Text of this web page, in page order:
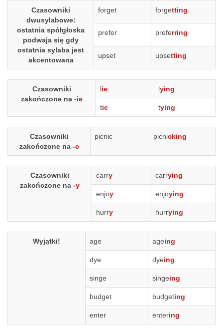
Czasowniki
dwusylabowe:
ostatnia spółgłoska
podwaja się gdy
ostatnia sylaba jest
akcentowana
forget forgetting
prefer preferring
upset upsetting
Czasowniki
zakończone na -ie
lie lying
tie tying
Czasowniki
zakończone na -c
picnic picnicking
Czasowniki
zakończone na -y
carry carrying
enjoy enjoying
hurry hurrying
Wyjątki! age ageing
dye dyeing
singe singeing
budget budgeting
enter entering